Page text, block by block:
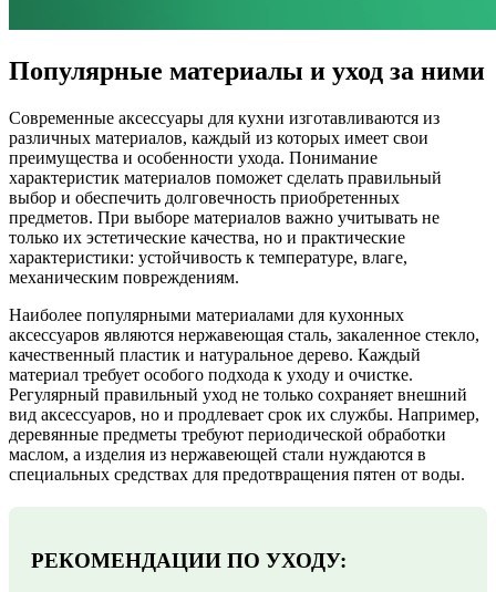
Популярные материалы и уход за ними
Современные аксессуары для кухни изготавливаются из
различных материалов, каждый из которых имеет свои
преимущества и особенности ухода. Понимание
характеристик материалов поможет сделать правильный
выбор и обеспечить долговечность приобретенных
предметов. При выборе материалов важно учитывать не
только их эстетические качества, но и практические
характеристики: устойчивость к температуре, влаге,
механическим повреждениям.
Наиболее популярными материалами для кухонных
аксессуаров являются нержавеющая сталь, закаленное стекло,
качественный пластик и натуральное дерево. Каждый
материал требует особого подхода к уходу и очистке.
Регулярный правильный уход не только сохраняет внешний
вид аксессуаров, но и продлевает срок их службы. Например,
деревянные предметы требуют периодической обработки
маслом, а изделия из нержавеющей стали нуждаются в
специальных средствах для предотвращения пятен от воды.
РЕКОМЕНДАЦИИ ПО УХОДУ: